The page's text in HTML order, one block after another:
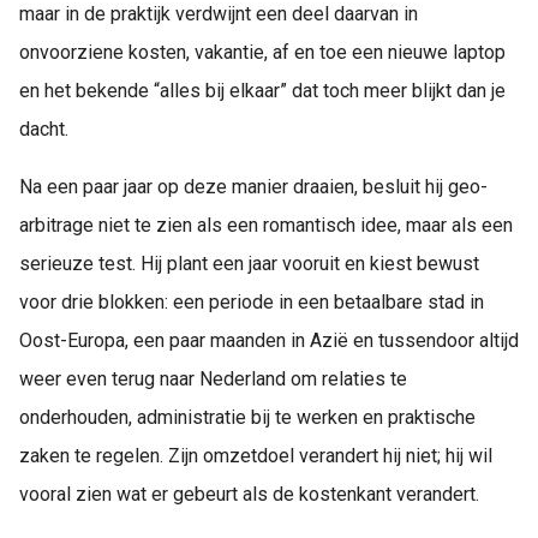
maar in de praktijk verdwijnt een deel daarvan in
onvoorziene kosten, vakantie, af en toe een nieuwe laptop
en het bekende “alles bij elkaar” dat toch meer blijkt dan je
dacht.
Na een paar jaar op deze manier draaien, besluit hij geo-
arbitrage niet te zien als een romantisch idee, maar als een
serieuze test. Hij plant een jaar vooruit en kiest bewust
voor drie blokken: een periode in een betaalbare stad in
Oost-Europa, een paar maanden in Azië en tussendoor altijd
weer even terug naar Nederland om relaties te
onderhouden, administratie bij te werken en praktische
zaken te regelen. Zijn omzetdoel verandert hij niet; hij wil
vooral zien wat er gebeurt als de kostenkant verandert.